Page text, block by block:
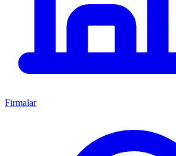
Firmalar